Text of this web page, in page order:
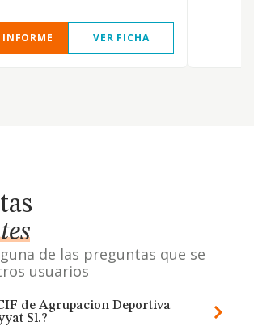
INFORME VER FICHA
de las preguntas que se
usuarios
de Agrupacion Deportiva
Sl.?